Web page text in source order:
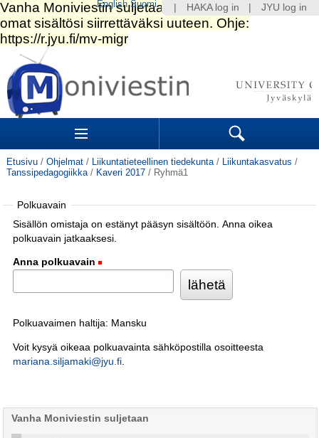
Siirry
sisältöön.
|
Siirry
navigointiin
Sections Search
Etusivu / Ohjelmat / Liikuntatieteellinen tiedekunta / Liikuntakasvatus /
Tanssipedagogiikka / Kaveri 2017 / Ryhmä1
Polkuavain
Sisällön omistaja on estänyt pääsyn sisältöön. Anna oikea
polkuavain jatkaaksesi.
Anna polkuavain
Polkuavaimen haltija: Mansku
Voit kysyä oikeaa polkuavainta sähköpostilla osoitteesta
mariana.siljamaki@jyu.fi.
Vanha Moniviestin suljetaan
HAKA log in JYU log in
English Suomi